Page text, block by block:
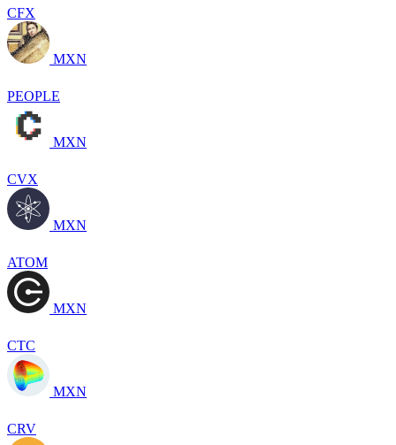
CFX
MXN
PEOPLE
MXN
CVX
MXN
ATOM
MXN
CTC
MXN
CRV